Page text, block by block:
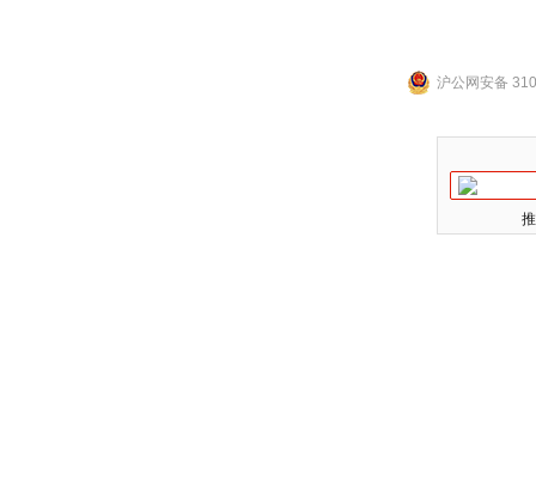
沪公网安备